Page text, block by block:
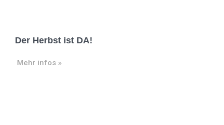
Der Herbst ist DA!
Mehr infos »